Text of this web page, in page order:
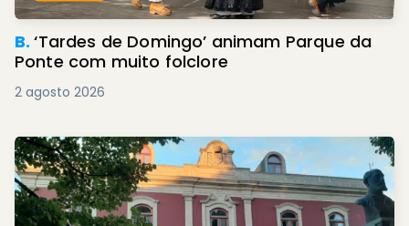
B.‘Tardes de Domingo’ animam Parque da
Ponte com muito folclore
2 agosto 2026